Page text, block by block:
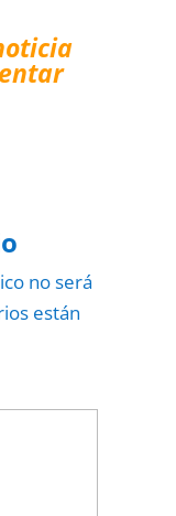
no será
están